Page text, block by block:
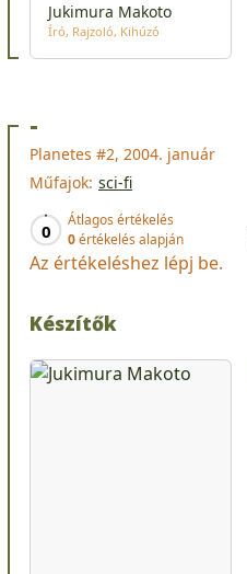
Jukimura Makoto
Író Rajzoló Kihúzó
-
Planetes #2, 2004. január
Műfajok: sci-fi
0
Átlagos értékelés
0értékelés alapján
Az értékeléshez lépj be.
Készítők